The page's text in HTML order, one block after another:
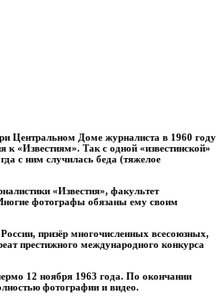
Центральном Доме журналиста в 1960 году
«Известиям». Так с одной «известинской»
с ним случилась беда (тяжелое
«Известия», факультет
фотографы обязаны ему своим
призёр многочисленных всесоюзных,
престижного международного конкурса
12 ноября 1963 года. По окончании
фотографии и видео.